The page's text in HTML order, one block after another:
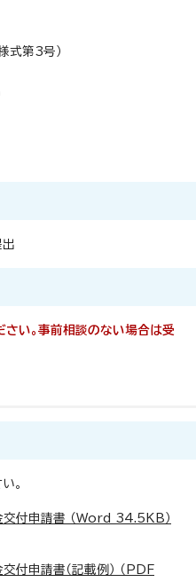
式第3号）
出
い。 事前相談のない場合は受
。
交付申請書 （Word 34.5KB）
付申請書（記載例） （PDF